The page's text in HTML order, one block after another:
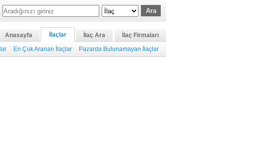
Anasayfa İlaçlar İlaç Ara
İlaç Firmaları
En Çok Aranan İlaçlar Pazarda Bulunamayan İlaçlar